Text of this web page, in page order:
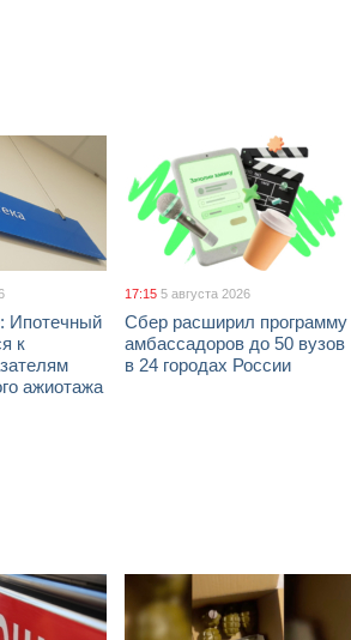
Ипотечный
к
ажиотажа
17:15 5 августа 2026
Сбер расширил программу
амбассадоров до 50 вузов
в 24 городах России